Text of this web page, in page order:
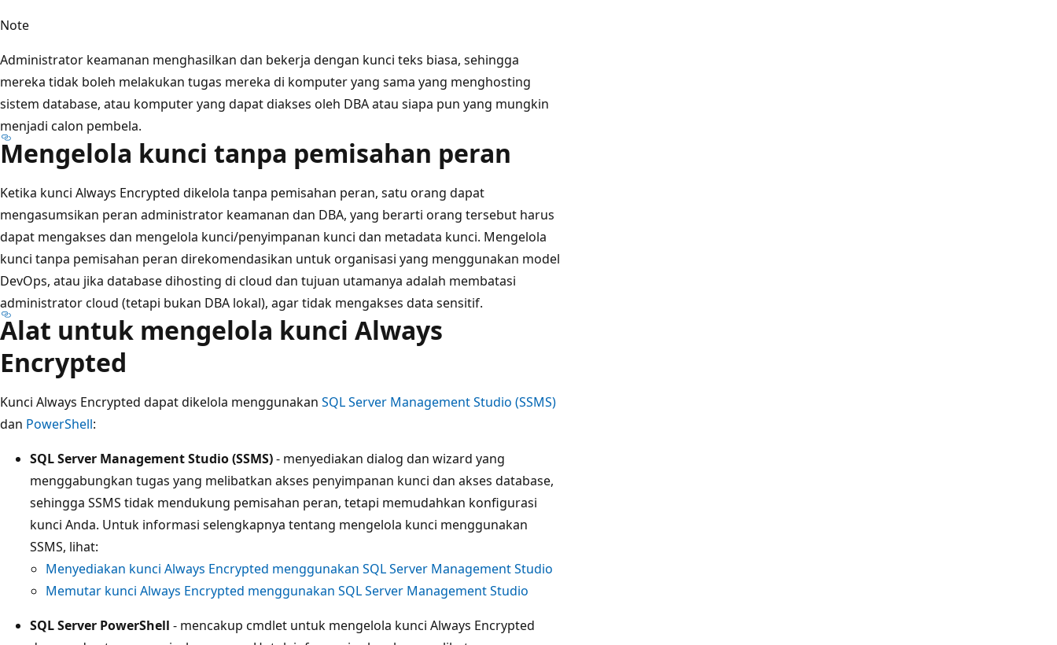
Note
Administrator keamanan menghasilkan dan bekerja dengan kunci teks biasa, sehingga
mereka tidak boleh melakukan tugas mereka di komputer yang sama yang menghosting
sistem database, atau komputer yang dapat diakses oleh DBA atau siapa pun yang mungkin
menjadi calon pembela.
Mengelola kunci tanpa pemisahan peran
Ketika kunci Always Encrypted dikelola tanpa pemisahan peran, satu orang dapat
mengasumsikan peran administrator keamanan dan DBA, yang berarti orang tersebut harus
dapat mengakses dan mengelola kunci/penyimpanan kunci dan metadata kunci. Mengelola
kunci tanpa pemisahan peran direkomendasikan untuk organisasi yang menggunakan model
DevOps, atau jika database dihosting di cloud dan tujuan utamanya adalah membatasi
administrator cloud (tetapi bukan DBA lokal), agar tidak mengakses data sensitif.
Alat untuk mengelola kunci Always
Encrypted
Kunci Always Encrypted dapat dikelola menggunakan SQL Server Management Studio (SSMS)
dan PowerShell:
SQL Server Management Studio (SSMS)- menyediakan dialog dan wizard yang
menggabungkan tugas yang melibatkan akses penyimpanan kunci dan akses database,
sehingga SSMS tidak mendukung pemisahan peran, tetapi memudahkan konfigurasi
kunci Anda. Untuk informasi selengkapnya tentang mengelola kunci menggunakan
SSMS, lihat:
Menyediakan kunci Always Encrypted menggunakan SQL Server Management Studio
Memutar kunci Always Encrypted menggunakan SQL Server Management Studio
SQL Server PowerShell - mencakup cmdlet untuk mengelola kunci Always Encrypted